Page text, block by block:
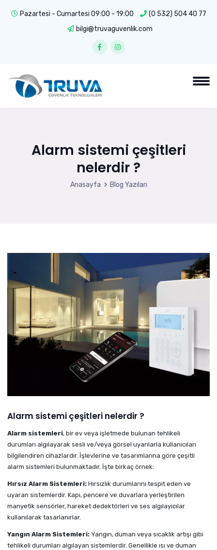
Pazartesi - Cumartesi 09:00 - 19:00
(0 532) 504 40 77
bilgi@truvaguvenlik.com
Alarm sistemi çeşitleri
nelerdir ?
Anasayfa Blog Yazıları
Alarm sistemi çeşitleri nelerdir ?
Alarm sistemleri, bir ev veya işletmede bulunan tehlikeli
durumları algılayarak sesli ve/veya görsel uyarılarla kullanıcıları
bilgilendiren cihazlardır. İşlevlerine ve tasarımlarına göre çeşitli
alarm sistemleri bulunmaktadır. İşte birkaç örnek:
Hırsız Alarm Sistemleri: Hırsızlık durumlarını tespit eden ve
uyaran sistemlerdir. Kapı, pencere ve duvarlara yerleştirilen
manyetik sensörler, hareket dedektörleri ve ses algılayıcılar
kullanılarak tasarlanırlar.
Yangın Alarm Sistemleri: Yangın, duman veya sıcaklık artışı gibi
tehlikeli durumları algılayan sistemlerdir. Genellikle ısı ve duman